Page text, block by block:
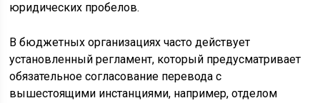
юридических пробелов.
В бюджетных организациях часто действует
установленный регламент, который предусматривает
обязательное согласование перевода с
вышестоящими инстанциями, например, отделом